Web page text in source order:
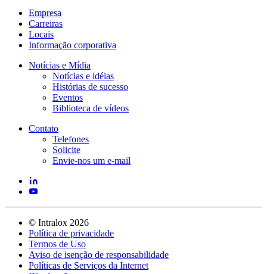
Empresa
Carreiras
Locais
Informação corporativa
Notícias e Mídia
Notícias e idéias
Histórias de sucesso
Eventos
Biblioteca de vídeos
Contato
Telefones
Solicite
Envie-nos um e-mail
© Intralox 2026
Política de privacidade
Termos de Uso
Aviso de isenção de responsabilidade
Políticas de Serviços da Internet